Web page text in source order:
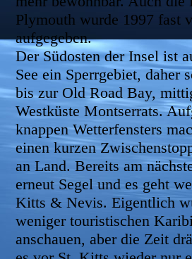
Plymouth wurde 1997 fast
aufgegeben.
Der Südosten der Insel ist
See ein Sperrgebiet, daher
bis zur Old Road Bay,
Westküste Montserrats.
knappen Wetterfensters
einen kurzen
an Land. Bereits am
erneut Segel und es geht
Kitts & Nevis. Eigentlich
weniger touristischen
anschauen, aber die Zeit